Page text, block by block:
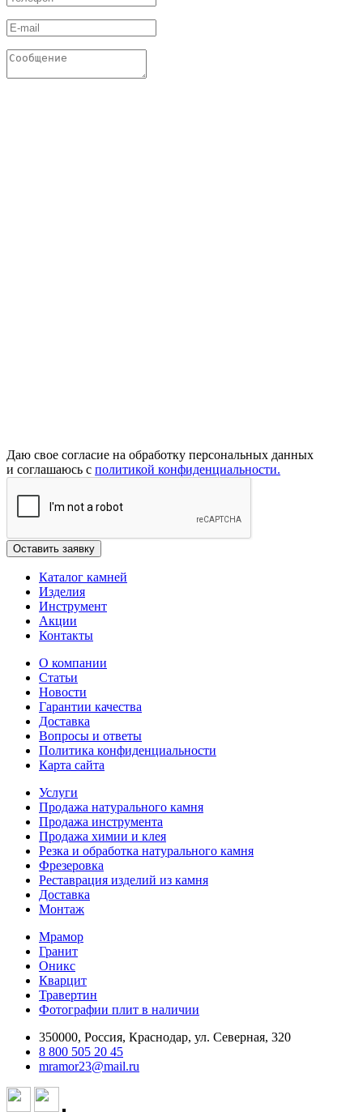
Даю свое согласие на обработку персональных данных
и соглашаюсь с политикой конфиденциальности.
Каталог камней
Изделия
Инструмент
Акции
Контакты
О компании
Статьи
Новости
Гарантии качества
Доставка
Вопросы и ответы
Политика конфиденциальности
Карта сайта
Услуги
Продажа натурального камня
Продажа инструмента
Продажа химии и клея
Резка и обработка натурального камня
Фрезеровка
Реставрация изделий из камня
Доставка
Монтаж
Мрамор
Гранит
Оникс
Кварцит
Травертин
Фотографии плит в наличии
350000, Россия, Краснодар, ул. Северная, 320
8 800 505 20 45
mramor23@mail.ru